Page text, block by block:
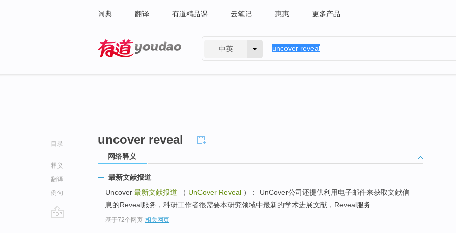
词典 翻译 有道精品课 云笔记 惠惠 更多产品
中英
目录
释义
翻译
例句
uncover reveal
网络释义
最新文献报道
Uncover 最新文献报道 （ UnCover Reveal ）： UnCover公司还提供利用电子邮件来获取文献信
息的Reveal服务，科研工作者很需要本研究领域中最新的学术进展文献，Reveal服务...
基于72个网页-相关网页